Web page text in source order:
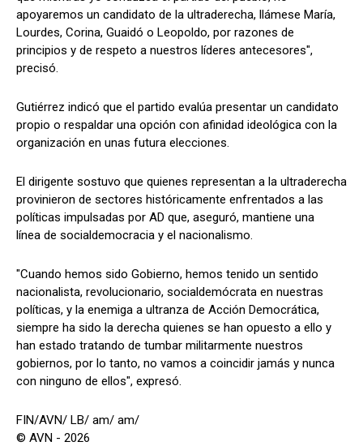
apoyaremos un candidato de la ultraderecha, llámese María,
Lourdes, Corina, Guaidó o Leopoldo, por razones de
principios y de respeto a nuestros líderes antecesores",
precisó.
Gutiérrez indicó que el partido evalúa presentar un candidato
propio o respaldar una opción con afinidad ideológica con la
organización en unas futura elecciones.
El dirigente sostuvo que quienes representan a la ultraderecha
provinieron de sectores históricamente enfrentados a las
políticas impulsadas por AD que, aseguró, mantiene una
línea de socialdemocracia y el nacionalismo.
"Cuando hemos sido Gobierno, hemos tenido un sentido
nacionalista, revolucionario, socialdemócrata en nuestras
políticas, y la enemiga a ultranza de Acción Democrática,
siempre ha sido la derecha quienes se han opuesto a ello y
han estado tratando de tumbar militarmente nuestros
gobiernos, por lo tanto, no vamos a coincidir jamás y nunca
con ninguno de ellos", expresó.
FIN/AVN/ LB/ am/ am/
© AVN - 2026